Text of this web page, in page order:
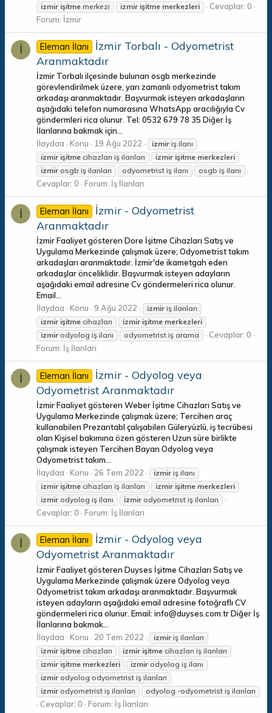
izmir işitme merkezi izmir işitme merkezleri
Cevaplar: 0
Forum: İzmir
İ Eleman İlanı
İzmir Torbalı - Odyometrist
Aranmaktadır
İzmir Torbalı ilçesinde bulunan osgb merkezinde
görevlendirilmek üzere, yarı zamanlı odyometrist takım
arkadaşı aranmaktadır. Başvurmak isteyen arkadaşların
aşağıdaki telefon numarasına WhatsApp aracılığıyla Cv
göndermleri rica olunur. Tel: 0532 679 78 35 Diğer İş
İlanlarına bakmak için...
İlaydaa
Konu 19 Ağu 2022 izmir iş ilanı
izmir işitme cihazları iş ilanları izmir işitme merkezleri
izmir osgb iş ilanları odyometrist iş ilanı osgb iş ilanı
Cevaplar: 0 Forum: İş İlanları
İ Eleman İlanı
İzmir - Odyometrist
Aranmaktadır
İzmir Faaliyet gösteren Dore İşitme Cihazları Satış ve
Uygulama Merkezinde çalışmak üzere; Odyometrist takım
arkadaşları aranmaktadır. İzmir'de ikametgah eden
arkadaşlar önceliklidir. Başvurmak isteyen adayların
aşağıdaki email adresine Cv göndermeleri rica olunur.
Email...
İlaydaa
Konu 9 Ağu 2022 izmir iş ilanları
izmir işitme cihazları izmir işitme merkezleri
izmir odyolog iş ilanı odyometrist iş arama
Cevaplar: 0
Forum: İş İlanları
İ Eleman İlanı
İzmir - Odyolog veya
Odyometrist Aranmaktadır
İzmir Faaliyet gösteren Weber İşitme Cihazları Satış ve
Uygulama Merkezinde çalışmak üzere; Tercihen araç
kullanabilen Prezantabl çalışabilen Güleryüzlü, iş tecrübesi
olan Kişisel bakımına özen gösteren Uzun süre birlikte
çalışmak isteyen Tercihen Bayan Odyolog veya
Odyometrist takım...
İlaydaa
Konu 26 Tem 2022 izmir iş ilanı
izmir işitme cihazları iş ilanları izmir işitme merkezleri
izmir odyolog iş ilanı izmir odyometrist iş ilanları
Cevaplar: 0 Forum: İş İlanları
İ Eleman İlanı
İzmir - Odyolog veya
Odyometrist Aranmaktadır
İzmir Faaliyet gösteren Duyses İşitme Cihazları Satış ve
Uygulama Merkezinde çalışmak üzere Odyolog veya
Odyometrist takım arkadaşı aranmaktadır. Başvurmak
isteyen adayların aşağıdaki email adresine fotoğraflı CV
göndermeleri rica olunur. Email: info@duyses.com.tr Diğer İş
İlanlarına bakmak...
İlaydaa
Konu 20 Tem 2022 izmir iş ilanları
izmir işitme cihazları izmir işitme cihazları iş ilanları
izmir işitme merkezleri izmir odyolog iş ilanı
izmir odyolog odyometrist iş ilanları
izmir odyometrist iş ilanları odyolog -odyometrist iş ilanları
Cevaplar: 0 Forum: İş İlanları